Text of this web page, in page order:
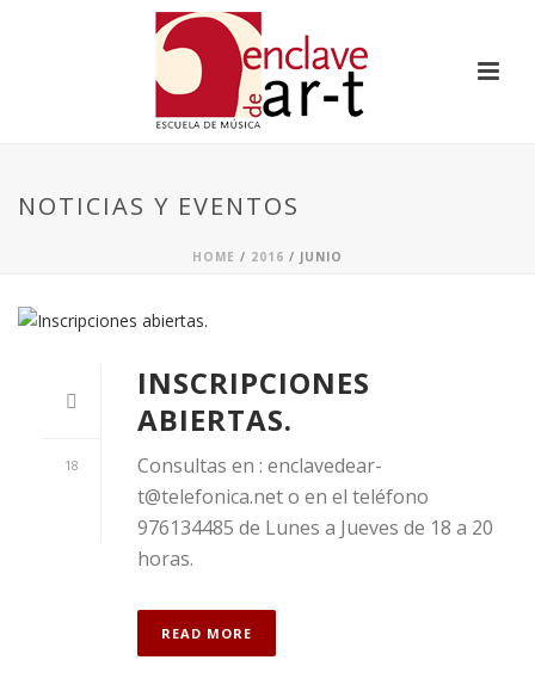
NOTICIAS Y EVENTOS
HOME / 2016 / JUNIO
18
INSCRIPCIONES
ABIERTAS.
Consultas en : enclavedear-
t@telefonica.net o en el teléfono
976134485 de Lunes a Jueves de 18 a 20
horas.
READ MORE